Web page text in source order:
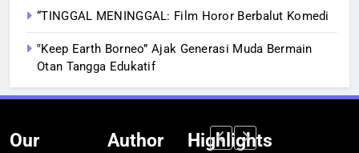
“TINGGAL MENINGGAL: Film Horor Berbalut Komedi
‟Keep Earth Borneo” Ajak Generasi Muda Bermain
Otan Tangga Edukatif
Our
Author
Highlights